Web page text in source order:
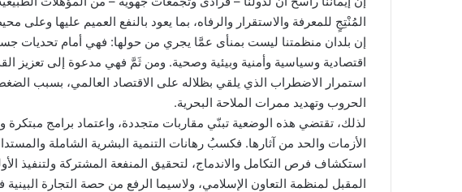
المُنْتِجٍ للمعرفة والاستقرار والرفاه، بما يعود بالنفع العميم عليها وعلى
إن بلدان منظمتنا ليست بمنأى عمَّا يجري من حولها: فهي أمام تحديات
اقتصادية وسياسية وأمنية وبيئية وصحية. ومن ثَمَّ فهي مدعوة إلى تعزيز
استمرار الاضطراب الذي يلقي بظلاله على الاقتصاد العالمي، بسبب
الحروب وتهديد ممرات الملاحة البحرية.
لذلك، تقتضي هذه الوضعية تبنّي مقاربات متجددة، واعتماد برامج مبتكرة
الأزمات والحد من آثارها. فكسبُ رهانات التنمية البشرية الشاملة
استكشاف فرص التكامل والاندماج، لتحقيق المنفعة المشتركة ولتنفيذ
المقبل لمنظمة التعاون الإسلامي، ولاسيما الرفع من حصة التجارة البينية